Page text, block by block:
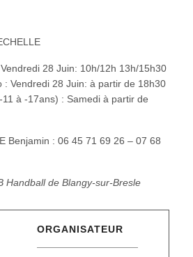
28 Juin: 10h/12h 13h/15h30
: Vendredi 28 Juin: à partir de 18h30
à -17ans) : Samedi à partir de
Benjamin : 06 45 71 69 26 – 07 68
Handball de Blangy-sur-Bresle
ORGANISATEUR